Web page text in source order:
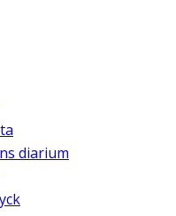
diarium